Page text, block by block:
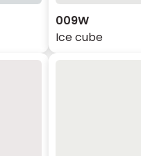
009W
Ice cube